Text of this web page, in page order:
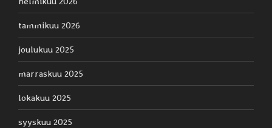
tammikuu 2026
joulukuu 2025
marraskuu 2025
lokakuu 2025
syyskuu 2025